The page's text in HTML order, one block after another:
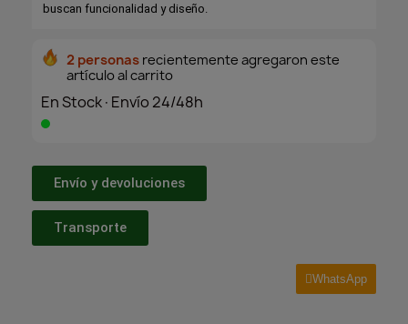
buscan funcionalidad y diseño.
2 personas recientemente agregaron este
artículo al carrito
En Stock·Envío 24/48h
Envío y devoluciones
Transporte
WhatsApp